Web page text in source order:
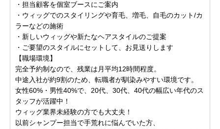
・担当顧客を個室ブースにご案内
・ウィッグでのスタイリングや育毛、増毛、自毛のカット/カ
ラーなどの施術
・新しいウィッグや新たなヘアスタイルのご提案
・ご要望のスタイルにセットして、お見送りします
【職場環境】
完全予約制なので、残業は月平均12時間程度。
中途入社が約9割のため、転職者が馴染みやすい環境です。
女性60%・男性40%で、20代、30代、40代の幅広い年代のス
タッフが活躍中！
ウィッグ業界未経験の方でも大丈夫！
以前シャンプー担当で手荒れに悩んでいた方、